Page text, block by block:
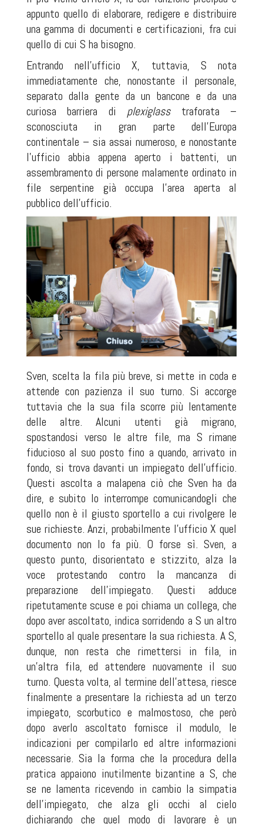
appunto quello di elaborare, redigere e distribuire
una gamma di documenti e certificazioni, fra cui
quello di cui S ha bisogno.
Entrando nell'ufficio X, tuttavia, S nota
immediatamente che, nonostante il personale,
separato dalla gente da un bancone e da una
curiosa barriera di plexiglasstraforata –
sconosciuta in gran parte dell'Europa
continentale – sia assai numeroso, e nonostante
l'ufficio abbia appena aperto i battenti, un
assembramento di persone malamente ordinato in
file serpentine già occupa l'area aperta al
pubblico dell'ufficio.
Sven, scelta la fila più breve, si mette in coda e
attende con pazienza il suo turno. Si accorge
tuttavia che la sua fila scorre più lentamente
delle altre. Alcuni utenti già migrano,
spostandosi verso le altre file, ma S rimane
fiducioso al suo posto fino a quando, arrivato in
fondo, si trova davanti un impiegato dell'ufficio.
Questi ascolta a malapena ciò che Sven ha da
dire, e subito lo interrompe comunicandogli che
quello non è il giusto sportello a cui rivolgere le
sue richieste. Anzi, probabilmente l'ufficio X quel
documento non lo fa più. O forse sì. Sven, a
questo punto, disorientato e stizzito, alza la
voce protestando contro la mancanza di
preparazione dell'impiegato. Questi adduce
ripetutamente scuse e poi chiama un collega, che
dopo aver ascoltato, indica sorridendo a S un altro
sportello al quale presentare la sua richiesta. A S,
dunque, non resta che rimettersi in fila, in
un'altra fila, ed attendere nuovamente il suo
turno. Questa volta, al termine dell'attesa, riesce
finalmente a presentare la richiesta ad un terzo
impiegato, scorbutico e malmostoso, che però
dopo averlo ascoltato fornisce il modulo, le
indicazioni per compilarlo ed altre informazioni
necessarie. Sia la forma che la procedura della
pratica appaiono inutilmente bizantine a S, che
se ne lamenta ricevendo in cambio la simpatia
dell'impiegato, che alza gli occhi al cielo
dichiarando che quel modo di lavorare è un